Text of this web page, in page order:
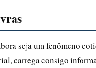
seja um fenômeno
carrega consigo